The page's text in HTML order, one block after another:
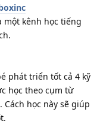
kênh học tiếng
phát triển tốt cả 4 kỹ
học theo cụm từ
học này sẽ giúp